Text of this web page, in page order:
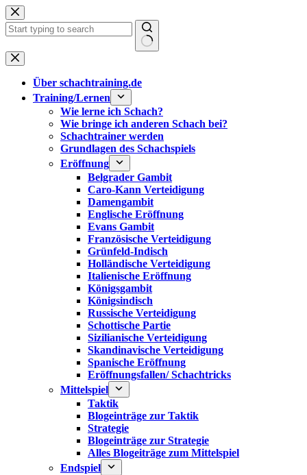
Zum
Inhalt
springen
Keine
Ergebnisse
Über schachtraining.de
Training/Lernen
Wie lerne ich Schach?
Wie bringe ich anderen Schach bei?
Schachtrainer werden
Grundlagen des Schachspiels
Eröffnung
Belgrader Gambit
Caro-Kann Verteidigung
Damengambit
Englische Eröffnung
Evans Gambit
Französische Verteidigung
Grünfeld-Indisch
Holländische Verteidigung
Italienische Eröffnung
Königsgambit
Königsindisch
Russische Verteidigung
Schottische Partie
Sizilianische Verteidigung
Skandinavische Verteidigung
Spanische Eröffnung
Eröffnungsfallen/ Schachtricks
Mittelspiel
Taktik
Blogeinträge zur Taktik
Strategie
Blogeinträge zur Strategie
Alles Blogeiträge zum Mittelspiel
Endspiel